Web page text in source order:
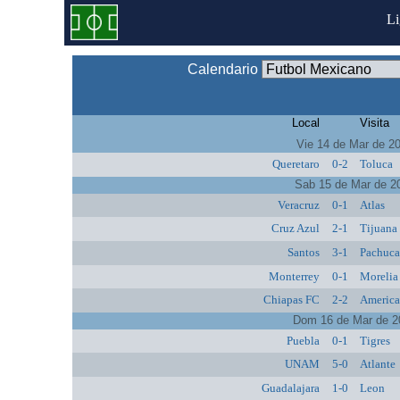
Calendario
Local Visita
Vie 14 de Mar de
Queretaro
0-2 Toluca
Sab 15 de Mar de
Veracruz
0-1 Atlas
Cruz Azul
2-1 Tijuana
Santos
3-1 Pachuca
Monterrey
0-1 Morelia
Chiapas FC
2-2 America
Dom 16 de Mar de
Puebla
0-1 Tigres
UNAM
5-0 Atlante
Guadalajara
1-0 Leon